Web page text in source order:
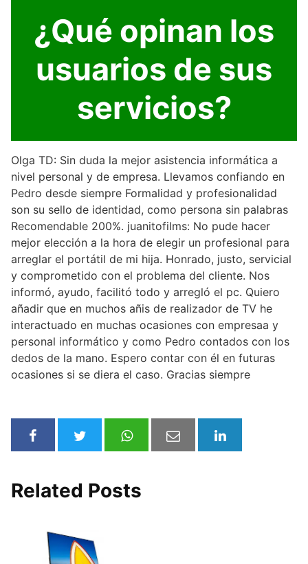
¿Qué opinan los
usuarios de sus
servicios?
Olga TD: Sin duda la mejor asistencia informática a
nivel personal y de empresa. Llevamos confiando en
Pedro desde siempre Formalidad y profesionalidad
son su sello de identidad, como persona sin palabras
Recomendable 200%. juanitofilms: No pude hacer
mejor elección a la hora de elegir un profesional para
arreglar el portátil de mi hija. Honrado, justo, servicial
y comprometido con el problema del cliente. Nos
informó, ayudo, facilitó todo y arregló el pc. Quiero
añadir que en muchos añis de realizador de TV he
interactuado en muchas ocasiones con empresaa y
personal informático y como Pedro contados con los
dedos de la mano. Espero contar con él en futuras
ocasiones si se diera el caso. Gracias siempre
Related Posts